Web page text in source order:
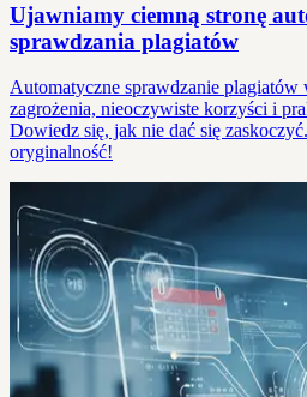
Ujawniamy ciemną stronę
sprawdzania plagiatów
Automatyczne sprawdzanie
zagrożenia, nieoczywiste korzyści i
Dowiedz się, jak nie dać się
oryginalność!